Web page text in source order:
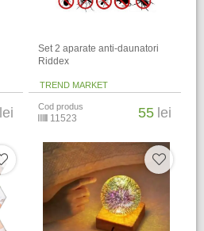
lei
Set 2 aparate anti-daunatori
Riddex
TREND MARKET
Cod produs
11523 55 lei